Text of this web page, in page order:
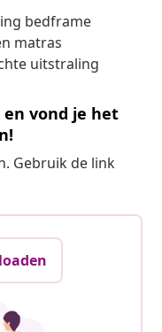
bedframe
matras
uitstraling
vond je het
Gebruik de link